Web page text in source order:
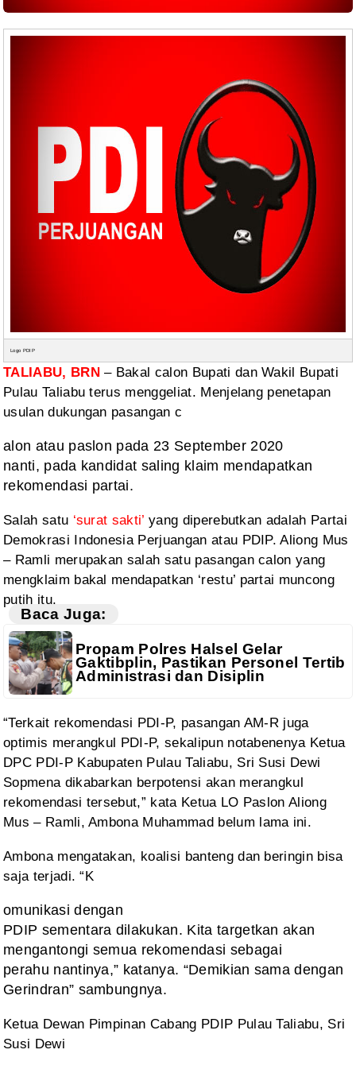
Logo PDIP
TALIABU, BRN– Bakal calon Bupati dan Wakil Bupati
Pulau Taliabu terus menggeliat. Menjelang penetapan
usulan dukungan pasangan c
alon atau paslon pada 23 September 2020
nanti, pada kandidat saling klaim mendapatkan
rekomendasi partai.
Salah satu ‘surat sakti’yang diperebutkan adalah Partai
Demokrasi Indonesia Perjuangan atau PDIP. Aliong Mus
– Ramli merupakan salah satupasangan calon yang
mengklaim bakal mendapatkan ‘restu’ partai muncong
putih itu.
Baca Juga:
Propam Polres Halsel Gelar
Gaktibplin, Pastikan Personel Tertib
Administrasi dan Disiplin
“Terkait rekomendasi PDI-P, pasangan AM-R juga
optimis merangkul PDI-P, sekalipunnotabenenya Ketua
DPC PDI-P Kabupaten Pulau Taliabu, Sri Susi Dewi
Sopmena dikabarkan berpotensi akan merangkul
rekomendasi tersebut,” kata Ketua LO Paslon Aliong
Mus – Ramli, Ambona Muhammad belum lama ini.
Ambonamengatakan, koalisi banteng dan beringin bisa
saja terjadi. “K
omunikasi dengan
PDIP sementara dilakukan. Kita targetkan akan
mengantongi semua rekomendasi sebagai
perahu nantinya,” katanya. “Demikian sama dengan
Gerindran” sambungnya.
Ketua Dewan Pimpinan Cabang PDIP Pulau Taliabu, Sri
Susi Dewi